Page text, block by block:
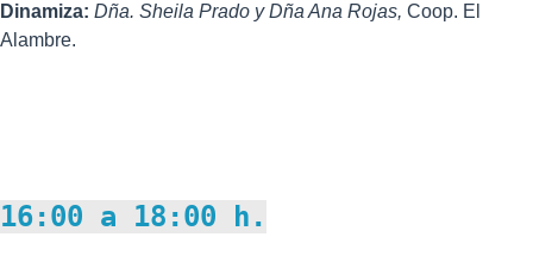
Dinamiza: Dña. Sheila Prado y Dña Ana Rojas, Coop. El
Alambre.
16:00 a 18:00 h.